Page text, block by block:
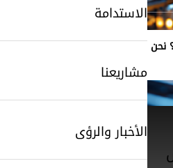
الاستدامة
مشاريعنا
الأخبار والرؤى
نحن